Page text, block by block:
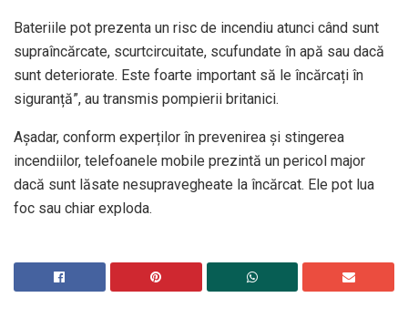
Bateriile pot prezenta un risc de incendiu atunci când sunt
supraîncărcate, scurtcircuitate, scufundate în apă sau dacă
sunt deteriorate. Este foarte important să le încărcați în
siguranță”, au transmis pompierii britanici.
Aşadar, conform experților în prevenirea și stingerea
incendiilor, telefoanele mobile prezintă un pericol major
dacă sunt lăsate nesupravegheate la încărcat. Ele pot lua
foc sau chiar exploda.